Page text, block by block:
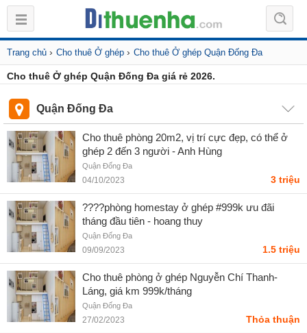
Trang chủ › Cho thuê Ở ghép › Cho thuê Ở ghép Quận Đống Đa
Cho thuê Ở ghép Quận Đống Đa giá rẻ 2026.
Quận Đống Đa
Cho thuê phòng 20m2, vị trí cực đẹp, có thể ở
ghép 2 đến 3 người - Anh Hùng
Quận Đống Đa
04/10/2023 3 triệu
????phòng homestay ở ghép #999k ưu đãi
tháng đầu tiên - hoang thuy
Quận Đống Đa
09/09/2023 1.5 triệu
Cho thuê phòng ở ghép Nguyễn Chí Thanh-
Láng, giá km 999k/tháng
Quận Đống Đa
27/02/2023 Thỏa thuận